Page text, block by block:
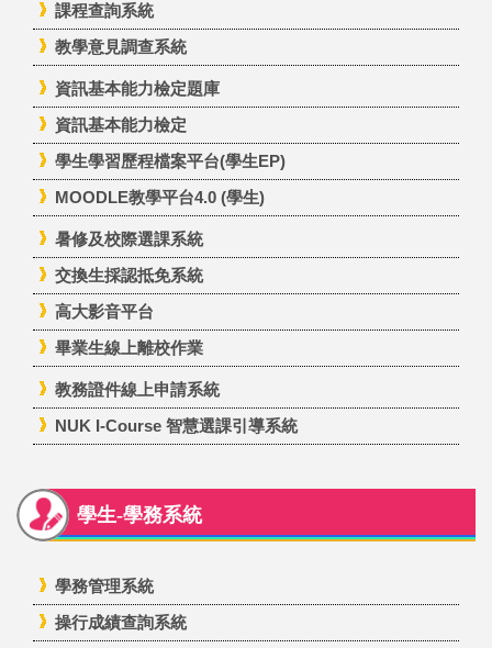
課程查詢系統
教學意見調查系統
資訊基本能力檢定題庫
資訊基本能力檢定
學生學習歷程檔案平台(學生EP)
MOODLE教學平台4.0 (學生)
暑修及校際選課系統
交換生採認抵免系統
高大影音平台
畢業生線上離校作業
教務證件線上申請系統
NUK I-Course 智慧選課引導系統
學生-學務系統
學務管理系統
操行成績查詢系統